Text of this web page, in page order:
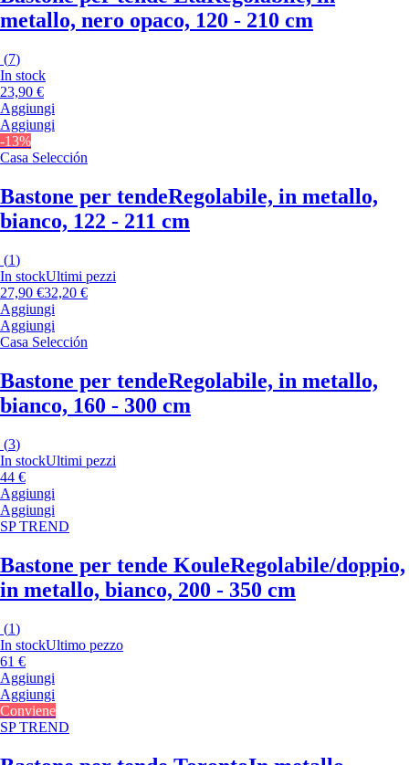
metallo, nero opaco, 120 - 210 cm
(7)
In stock
23,90 €
Aggiungi
Aggiungi
-13%
Casa Selección
Bastone per tendeRegolabile, in metallo,
bianco, 122 - 211 cm
(1)
In stockUltimi pezzi
27,90 €32,20 €
Aggiungi
Aggiungi
Casa Selección
Bastone per tendeRegolabile, in metallo,
bianco, 160 - 300 cm
(3)
In stockUltimi pezzi
44 €
Aggiungi
Aggiungi
SP TREND
Bastone per tende KouleRegolabile/doppio,
in metallo, bianco, 200 - 350 cm
(1)
In stockUltimo pezzo
61 €
Aggiungi
Aggiungi
Conviene
SP TREND